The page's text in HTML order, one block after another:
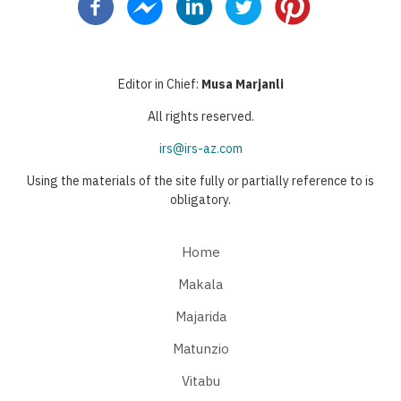
Editor in Chief: Musa Marjanli
All rights reserved.
irs@irs-az.com
Using the materials of the site fully or partially reference to is
obligatory.
Home
Makala
Majarida
Matunzio
Vitabu